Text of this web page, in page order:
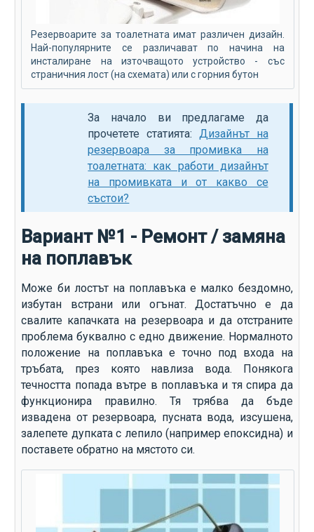
Резервоарите за тоалетната имат различен дизайн.
Най-популярните се различават по начина на
инсталиране на източващото устройство - със
страничния лост (на схемата) или с горния бутон
За начало ви предлагаме да
прочетете статията: Дизайнът на
резервоара за промивка на
тоалетната: как работи дизайнът
на промивката и от какво се
състои?
Вариант №1 - Ремонт / замяна
на поплавък
Може би лостът на поплавъка е малко бездомно,
избутан встрани или огънат. Достатъчно е да
свалите капачката на резервоара и да отстраните
проблема буквално с едно движение. Нормалното
положение на поплавъка е точно под входа на
тръбата, през която навлиза вода. Понякога
течността попада вътре в поплавъка и тя спира да
функционира правилно. Тя трябва да бъде
извадена от резервоара, пусната вода, изсушена,
залепете дупката с лепило (например епоксидна) и
поставете обратно на мястото си.